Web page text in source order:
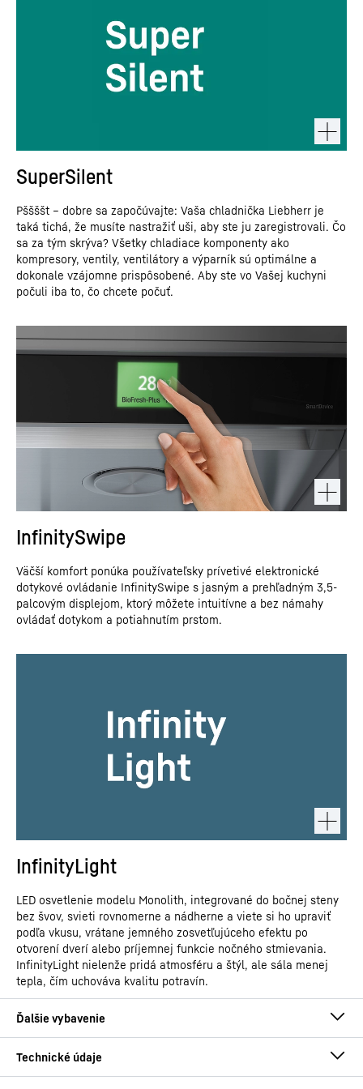
SuperSilent
Pššššt – dobre sa započúvajte: Vaša chladnička Liebherr je
taká tichá, že musíte nastražiť uši, aby ste ju zaregistrovali. Čo
sa za tým skrýva? Všetky chladiace komponenty ako
kompresory, ventily, ventilátory a výparník sú optimálne a
dokonale vzájomne prispôsobené. Aby ste vo Vašej kuchyni
počuli iba to, čo chcete počuť.
InfinitySwipe
Väčší komfort ponúka používateľsky prívetivé elektronické
dotykové ovládanie InfinitySwipe s jasným a prehľadným 3,5-
palcovým displejom, ktorý môžete intuitívne a bez námahy
ovládať dotykom a potiahnutím prstom.
InfinityLight
LED osvetlenie modelu Monolith, integrované do bočnej steny
bez švov, svieti rovnomerne a nádherne a viete si ho upraviť
podľa vkusu, vrátane jemného zosvetľujúceho efektu po
otvorení dverí alebo príjemnej funkcie nočného stmievania.
InfinityLight nielenže pridá atmosféru a štýl, ale sála menej
tepla, čím uchováva kvalitu potravín.